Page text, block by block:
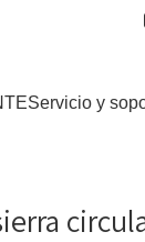
Servicio y